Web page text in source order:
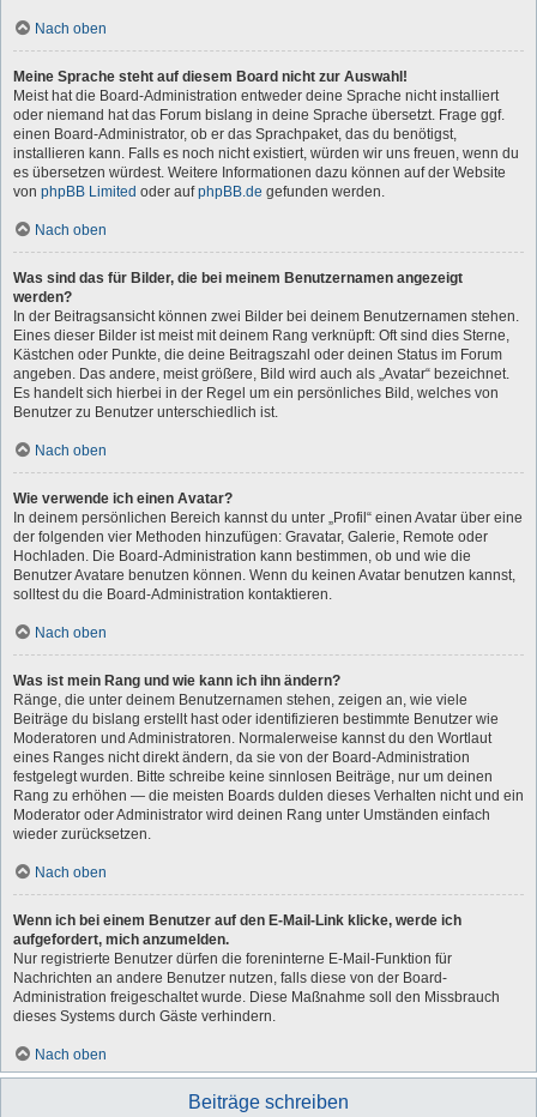
Nach oben
Meine Sprache steht auf diesem Board nicht zur Auswahl!
Meist hat die Board-Administration entweder deine Sprache nicht installiert
oder niemand hat das Forum bislang in deine Sprache übersetzt. Frage ggf.
einen Board-Administrator, ob er das Sprachpaket, das du benötigst,
installieren kann. Falls es noch nicht existiert, würden wir uns freuen, wenn du
es übersetzen würdest. Weitere Informationen dazu können auf der Website
von phpBB Limited oder aufphpBB.de gefunden werden.
Nach oben
Was sind das für Bilder, die bei meinem Benutzernamen angezeigt
werden?
In der Beitragsansicht können zwei Bilder bei deinem Benutzernamen stehen.
Eines dieser Bilder ist meist mit deinem Rang verknüpft: Oft sind dies Sterne,
Kästchen oder Punkte, die deine Beitragszahl oder deinen Status im Forum
angeben. Das andere, meist größere, Bild wird auch als „Avatar“ bezeichnet.
Es handelt sich hierbei in der Regel um ein persönliches Bild, welches von
Benutzer zu Benutzer unterschiedlich ist.
Nach oben
Wie verwende ich einen Avatar?
In deinem persönlichen Bereich kannst du unter „Profil“ einen Avatar über eine
der folgenden vier Methoden hinzufügen: Gravatar, Galerie, Remote oder
Hochladen. Die Board-Administration kann bestimmen, ob und wie die
Benutzer Avatare benutzen können. Wenn du keinen Avatar benutzen kannst,
solltest du die Board-Administration kontaktieren.
Nach oben
Was ist mein Rang und wie kann ich ihn ändern?
Ränge, die unter deinem Benutzernamen stehen, zeigen an, wie viele
Beiträge du bislang erstellt hast oder identifizieren bestimmte Benutzer wie
Moderatoren und Administratoren. Normalerweise kannst du den Wortlaut
eines Ranges nicht direkt ändern, da sie von der Board-Administration
festgelegt wurden. Bitte schreibe keine sinnlosen Beiträge, nur um deinen
Rang zu erhöhen — die meisten Boards dulden dieses Verhalten nicht und ein
Moderator oder Administrator wird deinen Rang unter Umständen einfach
wieder zurücksetzen.
Nach oben
Wenn ich bei einem Benutzer auf den E-Mail-Link klicke, werde ich
aufgefordert, mich anzumelden.
Nur registrierte Benutzer dürfen die foreninterne E-Mail-Funktion für
Nachrichten an andere Benutzer nutzen, falls diese von der Board-
Administration freigeschaltet wurde. Diese Maßnahme soll den Missbrauch
dieses Systems durch Gäste verhindern.
Nach oben
Beiträge schreiben